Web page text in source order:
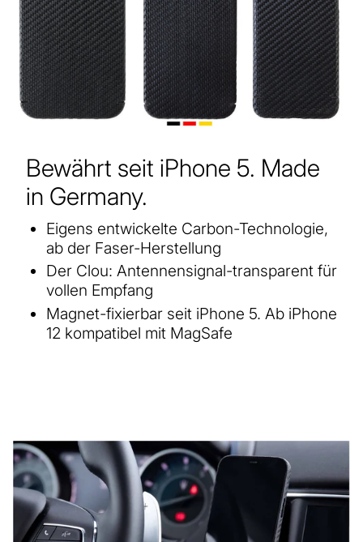
Bewährt seit iPhone 5. Made
in Germany.
Eigens entwickelte Carbon-Technologie,
ab der Faser-Herstellung
Der Clou: Antennensignal-transparent für
vollen Empfang
Magnet-fixierbar seit iPhone 5. Ab iPhone
12 kompatibel mit MagSafe